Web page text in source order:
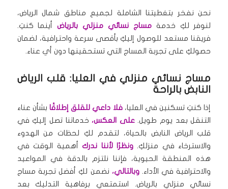
نحن نفخر بتغطيتنا الشاملة لجميع مناطق شمال الرياض،
لنوفر لكِ خدمةمساج نسائي منزلي بالرياضأينما كنتِ.
فريقنا مستعد للوصول إليكِ بأقصى سرعة واحترافية، لضمان
حصولكِ على تجربة المساج التي تستحقينها دون أي عناء.
مساج نسائي منزلي في العليا: قلب الرياض
النابض بالراحة
إذا كنتِ تسكنين في العليا،فلا داعي للقلق إطلاقًا بشأن عناء
التنقل بعد يوم طويل.على العكس،خدماتنا تصل إليكِ في
قلب الرياض النابض بالحياة، لتقدم لكِ لحظات من الهدوء
والاسترخاء في منزلكِ. ونظرًا لأننا ندركأهمية الوقت في
هذه المنطقة الحيوية، فإننا نلتزم بالدقة في المواعيد
والاحترافية في الأداء.وبالتالي، نضمن لكِ أفضل تجربة مساج
نسائي منزلي بالرياض. استمتعي برفاهية التدليك بعد